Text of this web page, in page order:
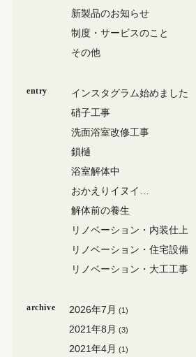
新製品のお知らせ
制度・サービスのこと
その他
entry
インスタグラム始めました
硝子工事
洗面浴室改修工事
鎖樋
浴室解体中
おかえりイヌイ…
解体前の養生
リノベーション・内装仕上
リノベーション・住宅設備
リノベーション・大工工事
archive 2026年7月 (1)
2021年8月 (3)
2021年4月 (1)